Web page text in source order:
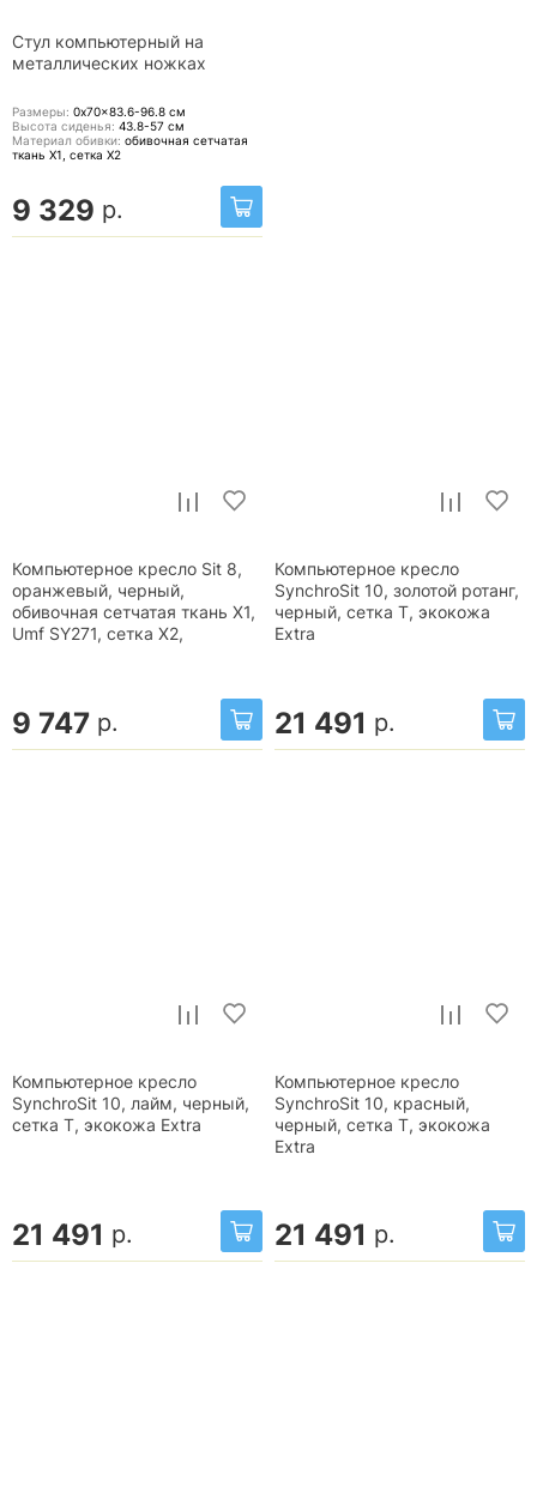
Стул компьютерный на
металлических ножках
Размеры: 0x70x83.6-96.8 см
Высота сиденья: 43.8-57 см
Материал обивки: обивочная сетчатая
ткань X1, сетка X2
9 329 р.
Компьютерное кресло Sit 8,
оранжевый, черный,
обивочная сетчатая ткань X1,
Umf SY271, сетка X2,
9 747 р.
Компьютерное кресло
SynchroSit 10, золотой ротанг,
черный, сетка T, экокожа
Extra
21 491 р.
Компьютерное кресло
SynchroSit 10, лайм, черный,
сетка T, экокожа Extra
21 491 р.
Компьютерное кресло
SynchroSit 10, красный,
черный, сетка T, экокожа
Extra
21 491 р.